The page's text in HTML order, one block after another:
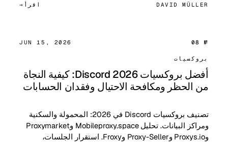
DAVID MÜLLER اقرأ
№ 08
JUN 15, 2026
بروكسيات
أفضل بروكسيات Discord 2026: كيفية النجاة
من الحظر ومكافحة الاحتيال وفقدان الحسابات
تصنيف بروكسيات Discord في 2026: المحمولة والسكنية
ومراكز البيانات. تحليل Mobileproxy.space وProxymarket
وProxys.io وProxy-Seller وFroxy. استقرار الجلسات،